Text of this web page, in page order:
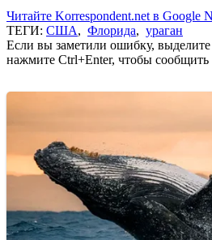
Читайте Korrespondent.net в Google
ТЕГИ: США, Флорида, ураган
Если вы заметили ошибку,
нажмите Ctrl+Enter, чтобы сообщить